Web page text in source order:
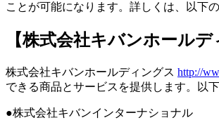
ことが可能になります。詳しくは、以下
【株式会社キバンホール
株式会社キバンホールディングス http://
できる商品とサービスを提供します。以
●株式会社キバンインターナショナル